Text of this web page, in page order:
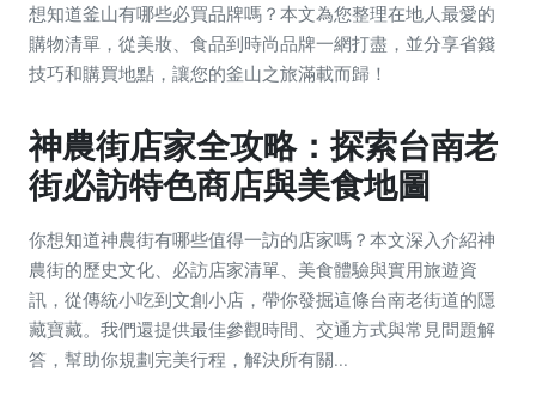
想知道釜山有哪些必買品牌嗎？本文為您整理在地人最愛的
購物清單，從美妝、食品到時尚品牌一網打盡，並分享省錢
技巧和購買地點，讓您的釜山之旅滿載而歸！
神農街店家全攻略：探索台南老
街必訪特色商店與美食地圖
你想知道神農街有哪些值得一訪的店家嗎？本文深入介紹神
農街的歷史文化、必訪店家清單、美食體驗與實用旅遊資
訊，從傳統小吃到文創小店，帶你發掘這條台南老街道的隱
藏寶藏。我們還提供最佳參觀時間、交通方式與常見問題解
答，幫助你規劃完美行程，解決所有關...